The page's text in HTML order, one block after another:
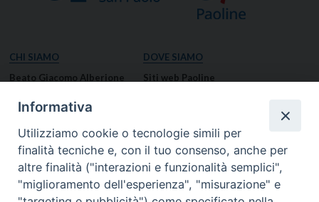
CHI SIAMO
Beato Giacomo Alberione
Missione Paolina
Luoghi delle Origini
Governo Generale
DOVE SIAMO
Siti web Paoline
Notizie dal governo generale
Notizie in breve
RISORSE
Informativa
Utilizziamo cookie o tecnologie simili per
finalità tecniche e, con il tuo consenso, anche per
altre finalità ("interazioni e funzionalità semplici",
"miglioramento dell'esperienza", "misurazione" e